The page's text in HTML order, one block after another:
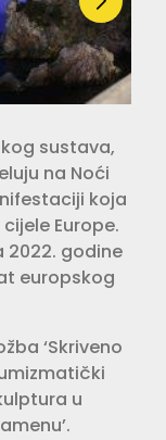
sustava,
na Noći
koja
Europe.
2022. godine
europskog
‘Skriveno
u